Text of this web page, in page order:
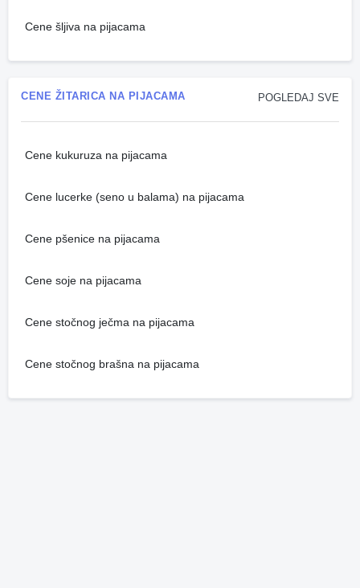
Cene šljiva na pijacama
POGLEDAJ SVE
CENE ŽITARICA NA PIJACAMA
Cene kukuruza na pijacama
Cene lucerke (seno u balama) na pijacama
Cene pšenice na pijacama
Cene soje na pijacama
Cene stočnog ječma na pijacama
Cene stočnog brašna na pijacama